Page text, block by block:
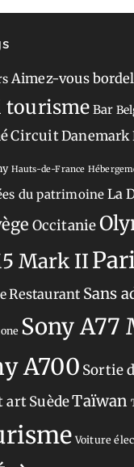
Aimez-vous bordel
tourisme Bar
CircuitDanemark
Hauts-de-France
du patrimoine La
Occitanie
Mark II
Restaurant Sans
Sony A77
A700 Sortie
artSuèdeTaïwan
Voiture